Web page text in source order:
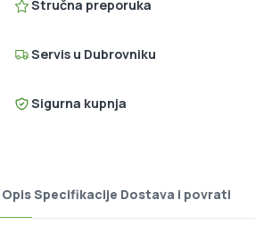
Stručna preporuka
Servis u Dubrovniku
Sigurna kupnja
OpisSpecifikacije Dostava i povrati